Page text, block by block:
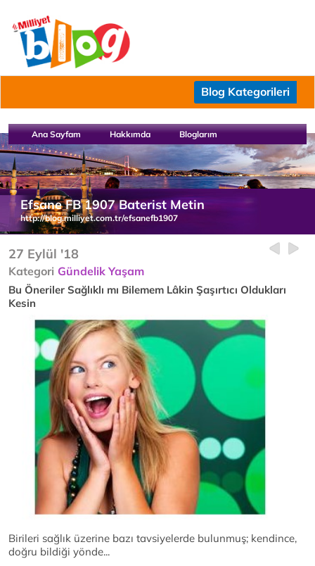
Blog Kategorileri
Ana Sayfam Hakkımda Bloglarım
Efsane FB 1907 Baterist Metin
http://blog.milliyet.com.tr/efsanefb1907
27 Eylül '18
Kategori Gündelik Yaşam
Bu Öneriler Sağlıklı mı Bilemem Lâkin Şaşırtıcı Oldukları
Kesin
Birileri sağlık üzerine bazı tavsiyelerde bulunmuş; kendince,
doğru bildiği yönde...